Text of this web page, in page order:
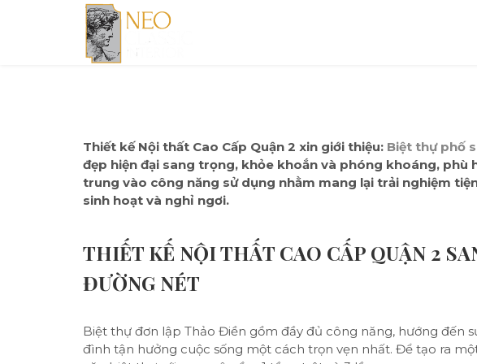
Thiết kế Nội thất Cao Cấp Quận 2 xin giới thiệu: Biệt thự phố
đẹp hiện đại sang trọng, khỏe khoắn và phóng khoáng, phù
trung vào công năng sử dụng nhằm mang lại trải nghiệm
sinh hoạt và nghỉ ngơi.
THIẾT KẾ NỘI THẤT CAO CẤP QUẬN 2
ĐƯỜNG NÉT
Biệt thự đơn lập Thảo Điền gồm đầy đủ công năng, hướng đến
đình tận hưởng cuộc sống một cách trọn vẹn nhất. Để tạo ra